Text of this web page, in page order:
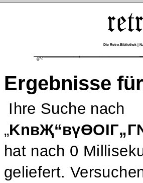
Die Retro-Bibliothek |
Ergebnisse
Ihre Suche nach
hat nach 0
geliefert.